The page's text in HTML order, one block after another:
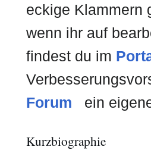
eckige Klammern
wenn ihr auf
findest du im
Forum
ein
Kurzbiographie